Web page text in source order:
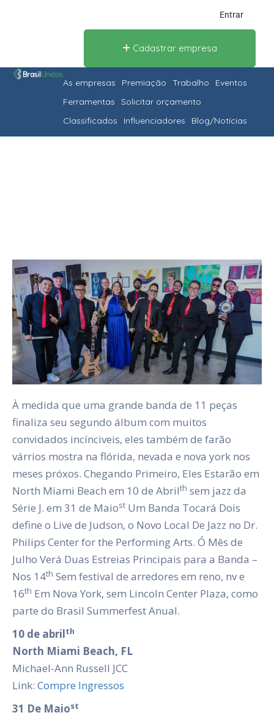
Entrar
Cadastrar empresa
As empresas Premiação Trabalho
Eventos
Ferramentas
Solicitar orçamento
Classificados
Influenciadores Blog/Notícias
À medida que uma grande banda de 11 peças
finaliza seu segundo álbum com muitos
convidados incínciveis, eles também de farão
várrios mostra na flórida, nevada e nova york nos
meses próxos. Chegando Primeiro, Eles Estarão em
North Miami Beach em 10 de Abrilth sem jazz da
Série J. em 31 de Maiost Um Banda Tocará Dois
define o Live de Judson, o Novo Local De Jazz no Dr.
Philips Center for the Performing Arts. Ó Mês de
Julho Verá Duas Estreias Principais para a Banda –
Nos 14th Sem festival de arredores em reno, nv e
16th Em Nova York, sem Lincoln Center Plaza, como
parte do Brasil Summerfest Anual.
10 de abrilth
North Miami Beach, FL
Michael-Ann Russell JCC
Link: Compre Ingressos
31 De Maiost